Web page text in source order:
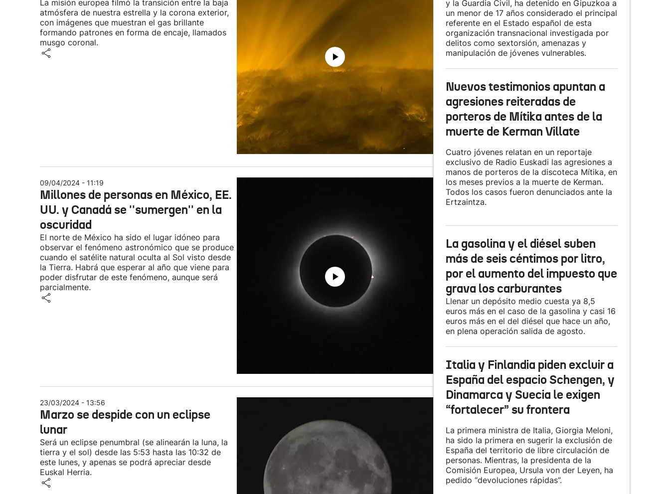
La misión europea filmó la transición entre la baja
atmósfera de nuestra estrella y la corona exterior,
con imágenes que muestran el gas brillante
formando patrones en forma de encaje, llamados
musgo coronal.
09/04/2024 - 11:19
Millones de personas en México, EE.
UU. y Canadá se ''sumergen'' en la
oscuridad
El norte de México ha sido el lugar idóneo para
observar el fenómeno astronómico que se produce
cuando el satélite natural oculta al Sol visto desde
la Tierra. Habrá que esperar al año que viene para
poder disfrutar de este fenómeno, aunque será
parcialmente.
23/03/2024 - 13:56
Marzo se despide con un eclipse
lunar
Será un eclipse penumbral (se alinearán la luna, la
tierra y el sol) desde las 5:53 hasta las 10:32 de
este lunes, y apenas se podrá apreciar desde
Euskal Herria.
y la Guardia Civil, ha detenido en Gipuzkoa a
un menor de 17 años considerado el principal
referente en el Estado español de esta
organización transnacional investigada por
delitos como sextorsión, amenazas y
manipulación de jóvenes vulnerables.
Nuevos testimonios apuntan a
agresiones reiteradas de
porteros de Mítika antes de la
muerte de Kerman Villate
Cuatro jóvenes relatan en un reportaje
exclusivo de Radio Euskadi las agresiones a
manos de porteros de la discoteca Mítika, en
los meses previos a la muerte de Kerman.
Todos los casos fueron denunciados ante la
Ertzaintza.
La gasolina y el diésel suben
más de seis céntimos por litro,
por el aumento del impuesto que
grava los carburantes
Llenar un depósito medio cuesta ya 8,5
euros más en el caso de la gasolina y casi 16
euros más en el del diésel que hace un año,
en plena operación salida de agosto.
Italia y Finlandia piden excluir a
España del espacio Schengen, y
Dinamarca y Suecia le exigen
“fortalecer” su frontera
La primera ministra de Italia, Giorgia Meloni,
ha sido la primera en sugerir la exclusión de
España del territorio de libre circulación de
personas. Mientras, la presidenta de la
Comisión Europea, Ursula von der Leyen, ha
pedido “devoluciones rápidas”.